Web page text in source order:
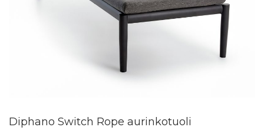
Diphano Switch Rope aurinkotuoli